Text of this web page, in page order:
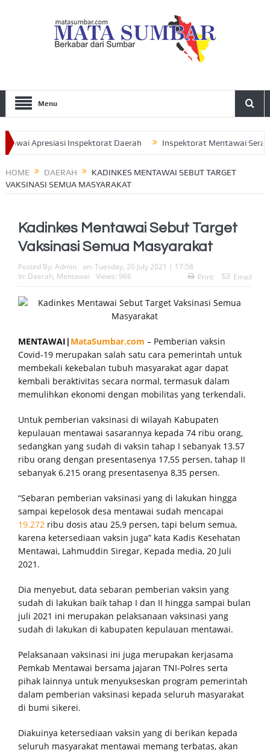
Menu
Apresiasi Inspektorat Daerah Inspektorat Mentawai
HOME DAERAH
KADINKES MENTAWAI SEBUT TARGET
VAKSINASI SEMUA MASYARAKAT
Kadinkes Mentawai Sebut Target
Vaksinasi Semua Masyarakat
Posted By: Admin on: Tuesday, 20 July 2021 | 17:58
In: Daerah, Mentawai Views: 986 Print Email
MENTAWAI| MataSumbar.com – Pemberian vaksin
Covid-19 merupakan salah satu cara pemerintah untuk
membekali kekebalan tubuh masyarakat agar dapat
kembali beraktivitas secara normal, termasuk dalam
memulihkan ekonomi dengan mobilitas yang terkendali.
Untuk pemberian vaksinasi di wilayah Kabupaten
kepulauan mentawai sasarannya kepada 74 ribu orang,
sedangkan yang sudah di vaksin tahap I sebanyak 13.57
ribu orang dengan presentasenya 17,55 persen, tahap II
sebanyak 6.215 orang presentasenya 8,35 persen.
“Sebaran pemberian vaksinasi yang di lakukan hingga
sampai kepelosok desa mentawai sudah mencapai
19.272ribu dosis atau 25,9 persen, tapi belum semua,
karena ketersediaan vaksin juga” kata Kadis Kesehatan
Mentawai, Lahmuddin Siregar, Kepada media, 20 Juli
2021.
Dia menyebut, data sebaran pemberian vaksin yang
sudah di lakukan baik tahap I dan II hingga sampai bulan
juli 2021 ini merupakan pelaksanaan vaksinasi yang
sudah di lakukan di kabupaten kepulauan mentawai.
Pelaksanaan vaksinasi ini juga merupakan kerjasama
Pemkab Mentawai bersama jajaran TNI-Polres serta
pihak lainnya untuk menyukseskan program pemerintah
dalam pemberian vaksinasi kepada seluruh masyarakat
di bumi sikerei.
Diakuinya ketersediaan vaksin yang di berikan kepada
seluruh masyarakat mentawai memang terbatas, akan